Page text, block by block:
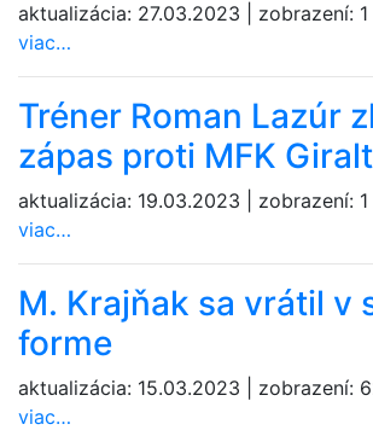
aktualizácia: 27.03.2023 zobrazení:
viac…
Tréner Roman Lazúr
zápas proti MFK
aktualizácia: 19.03.2023 zobrazení:
viac…
M. Krajňak sa vrátil v
forme
aktualizácia: 15.03.2023 zobrazení:
viac…